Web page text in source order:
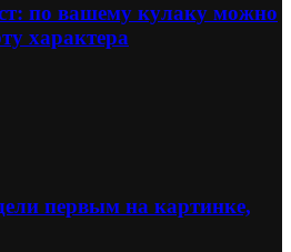
по вашему кулаку можно
характера
первым на картинке,